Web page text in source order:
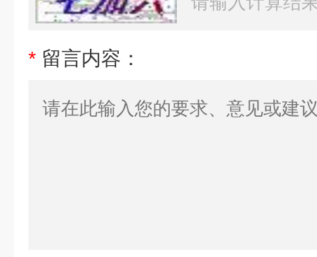
* 留言内容：